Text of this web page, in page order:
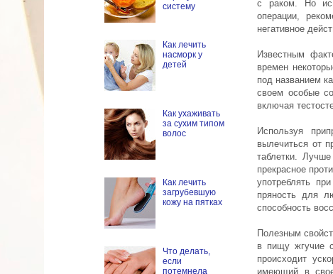
с раком. Но
операции,
негативное
Известным
времен
под названием
своем особые
включая
Используя
вылечиться от
таблетки.
прекрасное
употреблять
пряность для
способность
Полезным
в пищу жгучие
происходит
имеющий в
систему
Как лечить
насморк у
детей
Как ухаживать
за сухим типом
волос
Как лечить
загрубевшую
кожу на пятках
Что делать,
если
потемнела